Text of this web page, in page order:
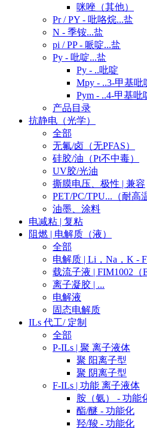
咪唑（其他）
Pr / PY - 吡咯烷...盐
N - 季铵...盐
pi / PP - 哌啶...盐
Py - 吡啶...盐
Py - ..吡啶
Mpy - ..3-甲基吡
Pym - ..4-甲基吡
产品目录
抗静电（光学）
全部
无氟/卤（无PFAS）
硅胶/油（Pt不中毒）
UV胶/光油
撕膜电压、极性 | 兼容
PET/PC/TPU...（耐高
油墨、涂料
电减粘 | 复粘
阻燃 | 电解质（液）
全部
电解质 | Li，Na，K -
载流子液 | FIM1002（
离子凝胶 | ...
电解液
固态电解质
ILs 代工/ 定制
全部
P-ILs | 聚 离子液体
聚 阳离子型
聚 阴离子型
F-ILs | 功能 离子液体
胺（氨） - 功能
酯/醚 - 功能化
羟/羧 - 功能化